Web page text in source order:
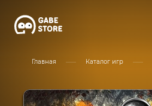
Главная Каталог игр